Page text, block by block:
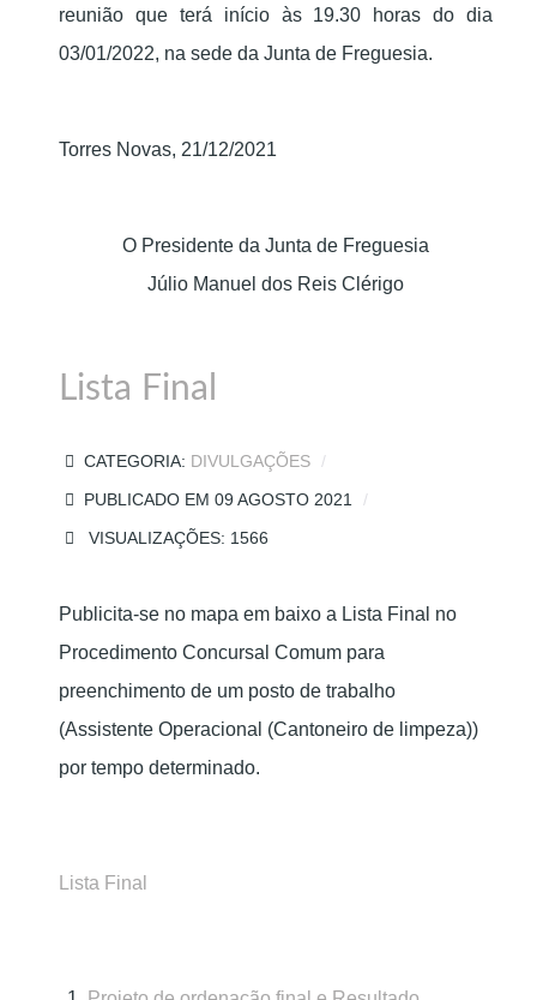
reunião que terá início às 19.30 horas do dia
03/01/2022, na sede da Junta de Freguesia.
Torres Novas, 21/12/2021
O Presidente da Junta de Freguesia
Júlio Manuel dos Reis Clérigo
Lista Final
CATEGORIA: DIVULGAÇÕES
PUBLICADO EM 09 AGOSTO 2021
VISUALIZAÇÕES: 1566
Publicita-se no mapa em baixo a Lista Final no
Procedimento Concursal Comum para
preenchimento de um posto de trabalho
(Assistente Operacional (Cantoneiro de limpeza))
por tempo determinado.
Lista Final